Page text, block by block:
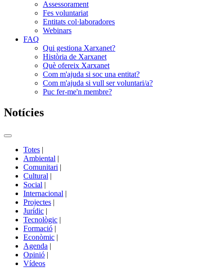
Assessorament
Fes voluntariat
Entitats col·laboradores
Webinars
FAQ
Qui gestiona Xarxanet?
Història de Xarxanet
Què ofereix Xarxanet
Com m'ajuda si soc una entitat?
Com m'ajuda si vull ser voluntari/a?
Puc fer-me'n membre?
Notícies
Commutador
portals
Totes |
Ambiental |
Comunitari |
Cultural |
Social |
Internacional |
Projectes |
Jurídic |
Tecnològic |
Formació |
Econòmic |
Agenda |
Opinió |
Vídeos